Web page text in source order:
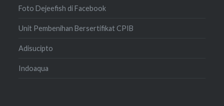
Foto Dejeefish di Facebook
Unit Pembenihan Bersertifikat CPIB
Adisucipto
Indoaqua